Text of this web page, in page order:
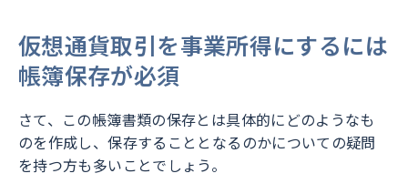
仮想通貨取引を事業所得にするには
帳簿保存が必須
さて、この帳簿書類の保存とは具体的にどのようなも
のを作成し、保存することとなるのかについての疑問
を持つ方も多いことでしょう。